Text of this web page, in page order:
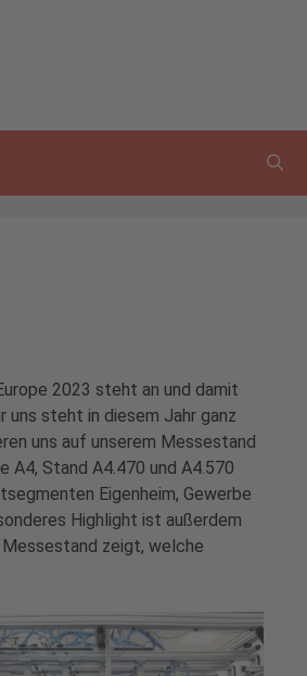
2023 steht an und damit
steht in diesem Jahr ganz
uns auf unserem Messestand
A4, Stand A4.470 und A4.570
Eigenheim, Gewerbe
Highlight ist außerdem
zeigt, welche